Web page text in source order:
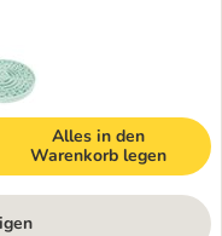
Alles in den
Warenkorb legen